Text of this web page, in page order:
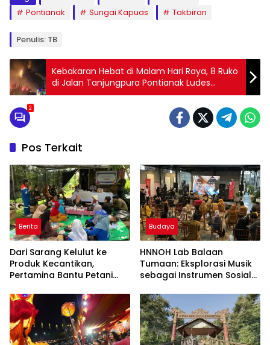
Pontianak
Sungai Kapuas Takbiran
Penulis: TB
Kebakaran Hebat di Malam Hari Raya, 8 Ruko
di Jalan Tanjungpura Pontianak Ludes
Terbakar
2
Pos Terkait
Berita
Dari Sarang Kelulut ke
Produk Kecantikan,
Pertamina Bantu Petani
Jual Madu
Budaya
HNNOH Lab Balaan
Tumaan: Eksplorasi Musik
sebagai Instrumen Sosial